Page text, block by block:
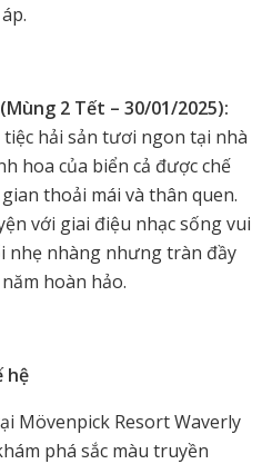
2 Tết – 30/01/2025):
hải sản tươi ngon tại nhà
hoa của biển cả được chế
thoải mái và thân quen.
với giai điệu nhạc sống vui
nhẹ nhàng nhưng tràn đầy
hoàn hảo.
hệ
Mövenpick Resort Waverly
phá sắc màu truyền